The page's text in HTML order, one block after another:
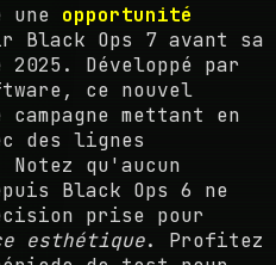
une opportunité
Black Ops 7 avant sa
Développé par
ce nouvel
mettant en
des lignes
qu'aucun
Black Ops 6 ne
prise pour
esthétique. Profitez